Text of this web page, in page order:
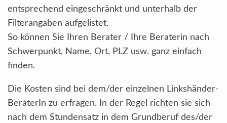
entsprechend eingeschränkt und unterhalb der
Filterangaben aufgelistet.
So können Sie Ihren Berater / Ihre Beraterin nach
Schwerpunkt, Name, Ort, PLZ usw. ganz einfach
finden.
Die Kosten sind bei dem/der einzelnen Linkshänder-
BeraterIn zu erfragen. In der Regel richten sie sich
nach dem Stundensatz in dem Grundberuf des/der